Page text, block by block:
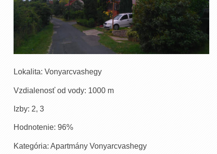
Lokalita: Vonyarcvashegy
Vzdialenosť od vody: 1000 m
Izby: 2, 3
Hodnotenie: 96%
Kategória: Apartmány Vonyarcvashegy